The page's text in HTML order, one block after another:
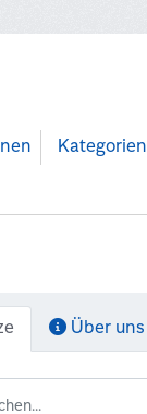
Kategorien
Über uns